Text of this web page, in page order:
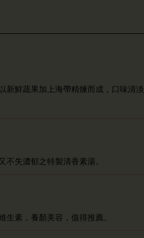
新鮮蔬果加上海帶精煉而成，口味清淡
不失濃郁之特製清香素湯。
生素，養顏美容，值得推薦。